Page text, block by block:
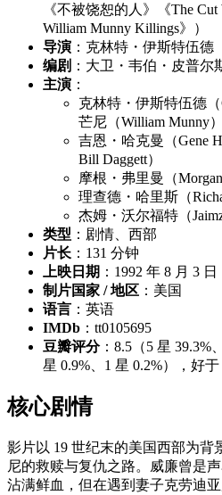
《不被饶恕的人》《The
William Munny Killings》）
导演 ：克林特・伊斯特伍德
编剧 ：大卫・韦伯・皮普尔
主演 ：
克林特・伊斯特伍德（
芒尼（William Munny）
吉恩・哈克曼（Gene
Bill Daggett）
摩根・弗里曼（Morgan
理查德・哈里斯（
杰姆・沃尔福特（Jaimz
类型 ：剧情、西部
片长 ：131 分钟
上映日期 ：1992 年 8 月 3 日
制片国家 / 地区 ：美国
语言 ：英语
IMDb ：tt0105695
豆瓣评分：8.5（5 星 39.3%
星 0.9%、1 星 0.2%），好
核心剧情
影片以 19 世纪末的美国西部为背
尼的救赎与复仇之路。威廉曾是
沾满鲜血，但在遇到妻子克劳迪